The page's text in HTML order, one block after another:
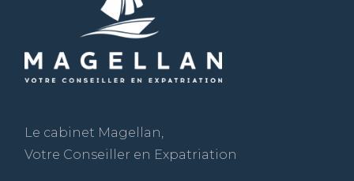
Le cabinet Magellan,
Votre Conseiller en Expatriation